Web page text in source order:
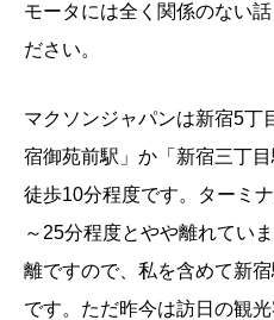
モータには全く関係のない
ださい。
マクソンジャパンは新宿5丁
宿御苑前駅」か「新宿三丁
徒歩10分程度です。ターミ
～25分程度とやや離れてい
離ですので、私を含めて新
です。ただ昨今は訪日の観